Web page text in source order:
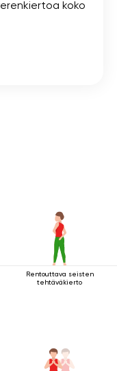
koko
Rentouttava seisten
tehtäväkierto